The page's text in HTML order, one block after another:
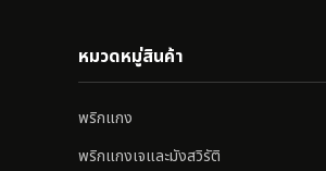
หมวดหมู่สินค้า
พริกแกง
พริกแกงเจและมังสวิรัติ